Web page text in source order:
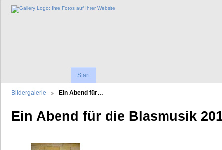
Start
Bildergalerie Ein Abend für…
Ein Abend für die Blasmusik